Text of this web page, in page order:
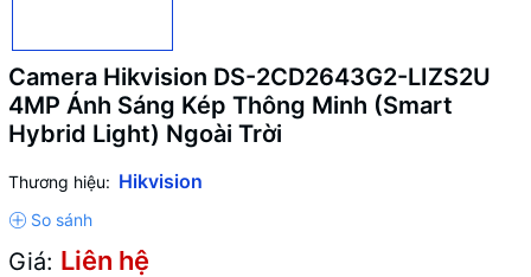
Camera Hikvision DS-2CD2643G2-LIZS2U
4MP Ánh Sáng Kép Thông Minh (Smart
Hybrid Light) Ngoài Trời
Thương hiệu: Hikvision
Giá: Liên hệ